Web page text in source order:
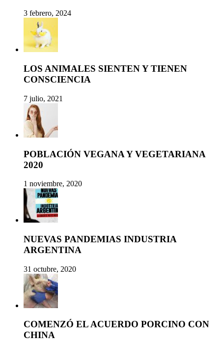
3 febrero, 2024
LOS ANIMALES SIENTEN Y TIENEN
CONSCIENCIA
7 julio, 2021
POBLACIÓN VEGANA Y VEGETARIANA
2020
1 noviembre, 2020
NUEVAS PANDEMIAS INDUSTRIA
ARGENTINA
31 octubre, 2020
COMENZÓ EL ACUERDO PORCINO CON
CHINA